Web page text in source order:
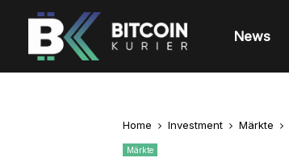
News
Home Investment Märkte
Märkte